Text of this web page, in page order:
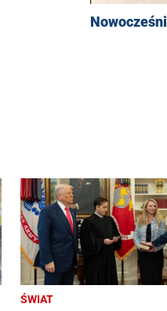
Nowocześni
ŚWIAT